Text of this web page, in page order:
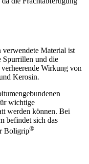
verwendete Material ist
Spurrillen und die
Wirkung von
Kerosin.
wichtige
werden können. Bei
befindet sich das
Boligrip®